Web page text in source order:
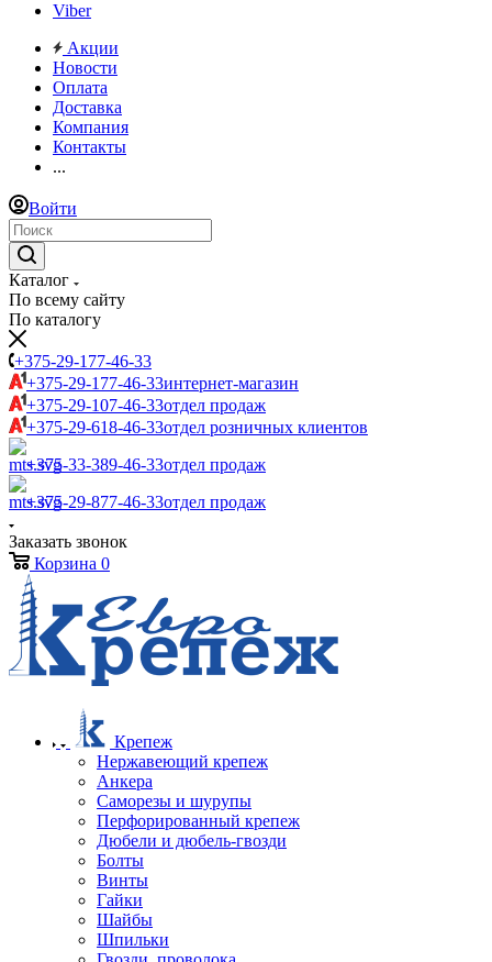
Viber
Акции
Новости
Оплата
Доставка
Компания
Контакты
...
Войти
Каталог
По всему сайту
По каталогу
+375-29-177-46-33
+375-29-177-46-33интернет-магазин
+375-29-107-46-33отдел продаж
+375-29-618-46-33отдел розничных клиентов
+375-33-389-46-33отдел продаж
+375-29-877-46-33отдел продаж
Заказать звонок
Корзина 0
Крепеж
Нержавеющий крепеж
Анкера
Саморезы и шурупы
Перфорированный крепеж
Дюбели и дюбель-гвозди
Болты
Винты
Гайки
Шайбы
Шпильки